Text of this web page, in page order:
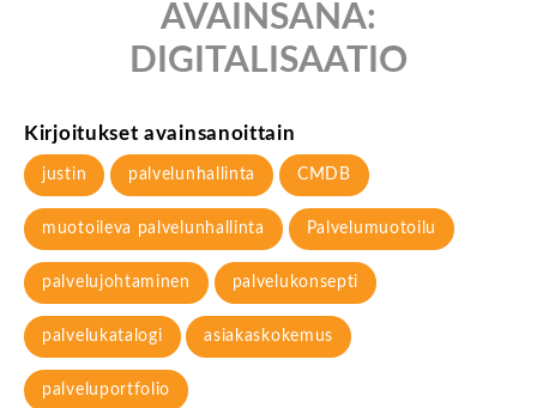
AVAINSANA:
DIGITALISAATIO
Kirjoitukset avainsanoittain
justin palvelunhallinta CMDB
muotoileva palvelunhallinta Palvelumuotoilu
palvelujohtaminen palvelukonsepti
palvelukatalogi asiakaskokemus
palveluportfolio